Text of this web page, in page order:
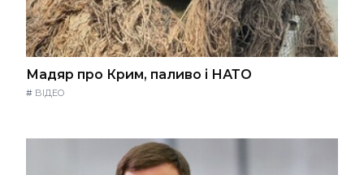
Мадяр про Крим, паливо і НАТО
# ВІДЕО